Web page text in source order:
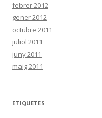
febrer 2012
gener 2012
octubre 2011
juliol 2011
juny 2011
maig 2011
ETIQUETES